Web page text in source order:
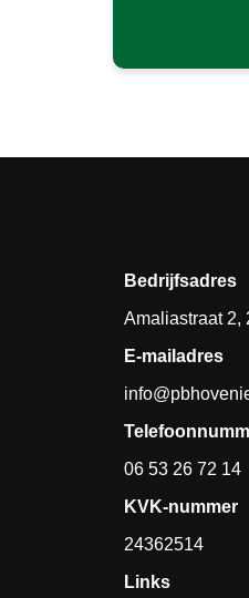
Bedrijfsadres
Amaliastraat 2,
E-mailadres
06 53 26 72 14
KVK-nummer
24362514
Links